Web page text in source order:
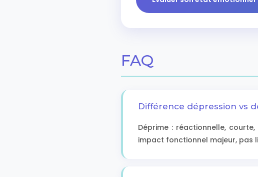
FAQ
Différence dépression vs
Déprime : réactionnelle,
impact fonctionnel majeur, pas